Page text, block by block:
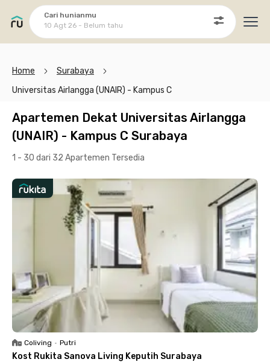
Cari hunianmu
10 Agt 26 - Belum tahu
Home
Surabaya
Universitas Airlangga (UNAIR) - Kampus C
Apartemen Dekat Universitas Airlangga
(UNAIR) - Kampus C Surabaya
1 - 30 dari 32 Apartemen Tersedia
Coliving • Putri
Kost Rukita Sanova Living Keputih Surabaya